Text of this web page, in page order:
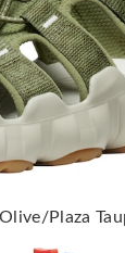
Plaza